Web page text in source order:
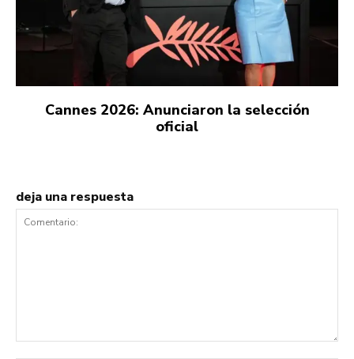
Cannes 2026: Anunciaron la selección
oficial
deja una respuesta